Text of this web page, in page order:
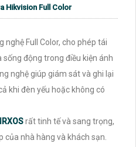
Hikvision Full Color
Full Color, cho phép tái
động trong điều kiện ánh
nghệ giúp giám sát và ghi lại
khi đèn yếu hoặc không có
rất tinh tế và sang trọng,
của nhà hàng và khách sạn.